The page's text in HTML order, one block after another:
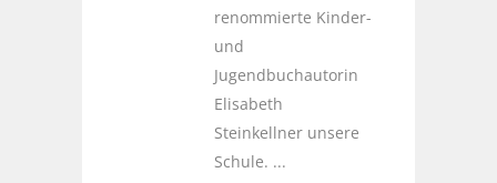
renommierte Kinder-
und
Jugendbuchautorin
Elisabeth
Steinkellner unsere
Schule. ...